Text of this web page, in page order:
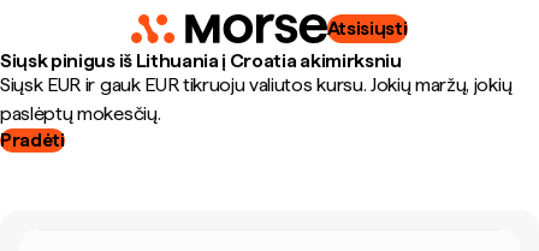
Atsisiųsti
Siųsk pinigus iš Lithuania į Croatia akimirksniu
Siųsk EUR ir gauk EUR tikruoju valiutos kursu. Jokių maržų, jokių
paslėptų mokesčių.
Pradėti